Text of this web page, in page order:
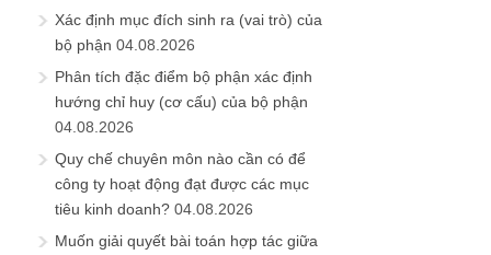
Xác định mục đích sinh ra (vai trò) của
bộ phận 04.08.2026
Phân tích đặc điểm bộ phận xác định
hướng chỉ huy (cơ cấu) của bộ phận
04.08.2026
Quy chế chuyên môn nào cần có để
công ty hoạt động đạt được các mục
tiêu kinh doanh? 04.08.2026
Muốn giải quyết bài toán hợp tác giữa